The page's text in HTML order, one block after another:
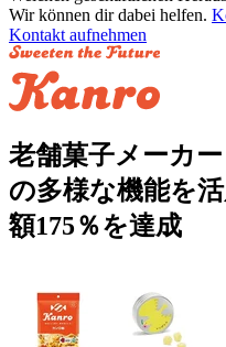
Wir können dir dabei helfen.
Kontakt aufnehmen
老舗菓子メーカ
の多様な機能を
額175％を達成